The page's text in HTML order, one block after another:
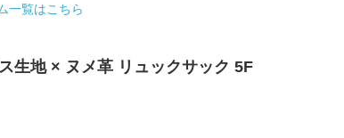
一覧はこちら
生地 × ヌメ革 リュックサック 5F